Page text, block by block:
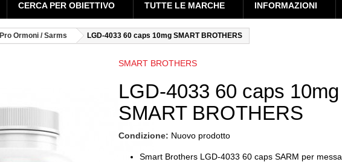
CERCA PER OBIETTIVO TUTTE LE MARCHE INFORMAZIONI
Pro Ormoni / Sarms LGD-4033 60 caps 10mg SMART BROTHERS
SMART BROTHERS
LGD-4033 60 caps 10mg
SMART BROTHERS
Condizione: Nuovo prodotto
Smart Brothers LGD-4033 60 caps SARM per messa